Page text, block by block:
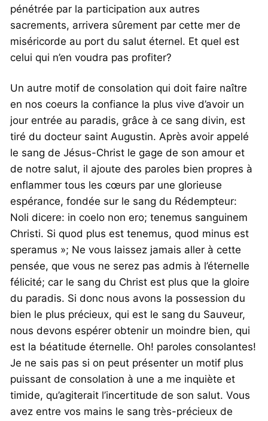
pénétrée par la participation aux autres
sacrements, arrivera sûrement par cette mer de
miséricorde au port du salut éternel. Et quel est
celui qui n’en voudra pas profiter?
Un autre motif de consolation qui doit faire naître
en nos coeurs la confiance la plus vive d’avoir un
jour entrée au paradis, grâce à ce sang divin, est
tiré du docteur saint Augustin. Après avoir appelé
le sang de Jésus-Christ le gage de son amour et
de notre salut, il ajoute des paroles bien propres à
enflammer tous les cœurs par une glorieuse
espérance, fondée sur le sang du Rédempteur:
Noli dicere: in coelo non ero; tenemus sanguinem
Christi. Si quod plus est tenemus, quod minus est
speramus »; Ne vous laissez jamais aller à cette
pensée, que vous ne serez pas admis à l’éternelle
félicité; car le sang du Christ est plus que la gloire
du paradis. Si donc nous avons la possession du
bien le plus précieux, qui est le sang du Sauveur,
nous devons espérer obtenir un moindre bien, qui
est la béatitude éternelle. Oh! paroles consolantes!
Je ne sais pas si on peut présenter un motif plus
puissant de consolation à une a me inquiète et
timide, qu’agiterait l’incertitude de son salut. Vous
avez entre vos mains le sang très-précieux de